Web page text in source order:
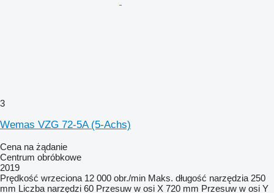
3
Wemas VZG 72-5A (5-Achs)
Cena na żądanie
Centrum obróbkowe
2019
Prędkość wrzeciona 12 000 obr./min Maks. długość narzędzia 250
mm Liczba narzędzi 60 Przesuw w osi X 720 mm Przesuw w osi Y